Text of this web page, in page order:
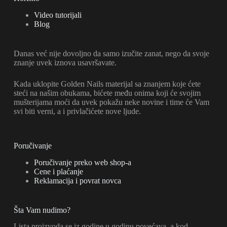
Video tutorijali
Blog
Danas već nije dovoljno da samo izučite zanat, nego da svoje
znanje uvek iznova usavršavate.
Kada uklopite Golden Nails materijal sa znanjem koje ćete
steći na našim obukama, bićete među onima koji će svojim
mušterijama moći da uvek pokažu neke novine i time će Vam
svi biti verni, a i privlačićete nove ljude.
Poručivanje
Poručivanje preko web shop-a
Cene i plaćanje
Reklamacija i povrat novca
Šta Vam nudimo?